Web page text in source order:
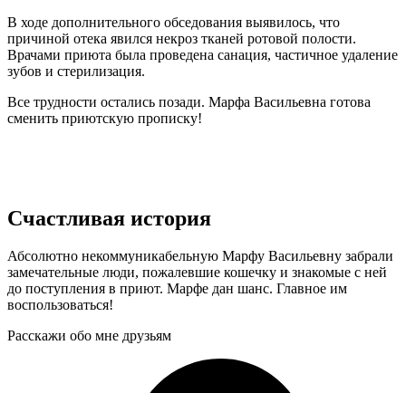
В ходе дополнительного обседования выявилось, что
причиной отека явился некроз тканей ротовой полости.
Врачами приюта была проведена санация, частичное удаление
зубов и стерилизация.
Все трудности остались позади. Марфа Васильевна готова
сменить приютскую прописку!
Счастливая история
Абсолютно некоммуникабельную Марфу Васильевну забрали
замечательные люди, пожалевшие кошечку и знакомые с ней
до поступления в приют. Марфе дан шанс. Главное им
воспользоваться!
Расскажи обо мне друзьям